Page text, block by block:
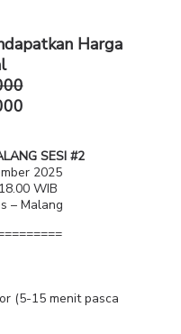
Harga
SESI #2
2025
WIB
– Malang
(5-15 menit pasca